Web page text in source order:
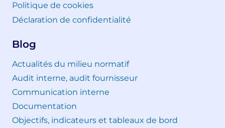
Politique de cookies
Déclaration de confidentialité
Blog
Actualités du milieu normatif
Audit interne, audit fournisseur
Communication interne
Documentation
Objectifs, indicateurs et tableaux de bord